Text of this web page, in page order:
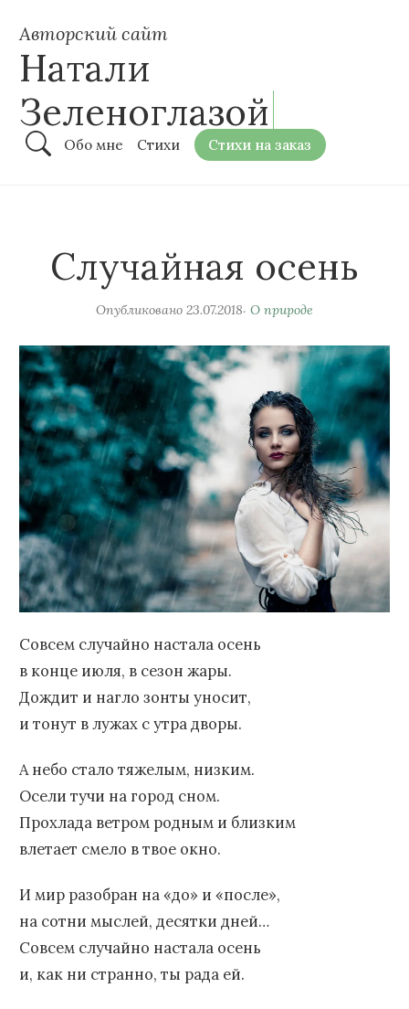
Авторский сайт
Натали
Зеленоглазой
Обо мне Стихи Стихи на заказ
Случайная осень
Опубликовано 23.07.2018 О природе
Совсем случайно настала осень
в конце июля, в сезон жары.
Дождит и нагло зонты уносит,
и тонут в лужах с утра дворы.
А небо стало тяжелым, низким.
Осели тучи на город сном.
Прохлада ветром родным и близким
влетает смело в твое окно.
И мир разобран на «до» и «после»,
на сотни мыслей, десятки дней…
Совсем случайно настала осень
и, как ни странно, ты рада ей.